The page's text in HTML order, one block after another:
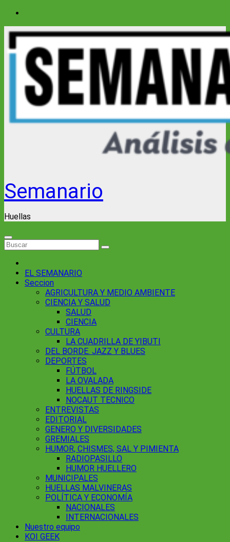
Saltar
contenido
Semanario
Huellas
EL SEMANARIO
Seccion
AGRICULTURA Y MEDIO AMBIENTE
CIENCIA Y SALUD
SALUD
CIENCIA
CULTURA
LA CUADRILLA DE YIBUTI
DEL BORDE. JAZZ Y BLUES
DEPORTES
FÚTBOL
LA OVALADA
HUELLAS DE RINGSIDE
NOCAUT TECNICO
ENTREVISTAS
EDITORIAL
GENERO Y DIVERSIDADES
GREMIALES
HUMOR, CHISMES, SAL Y PIMIENTA
RADIOPASILLO
HUMOR HUELLERO
MUNICIPALES
HUELLAS MALVINERAS
POLÍTICA Y ECONOMÍA
NACIONALES
INTERNACIONALES
Nuestro equipo
KOI GEEK